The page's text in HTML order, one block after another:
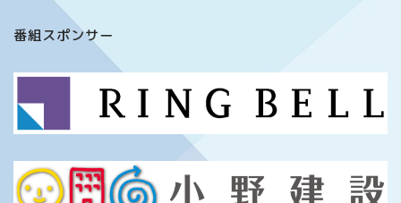
番組スポンサー
番組について
メッセージフォーム
イベント情報